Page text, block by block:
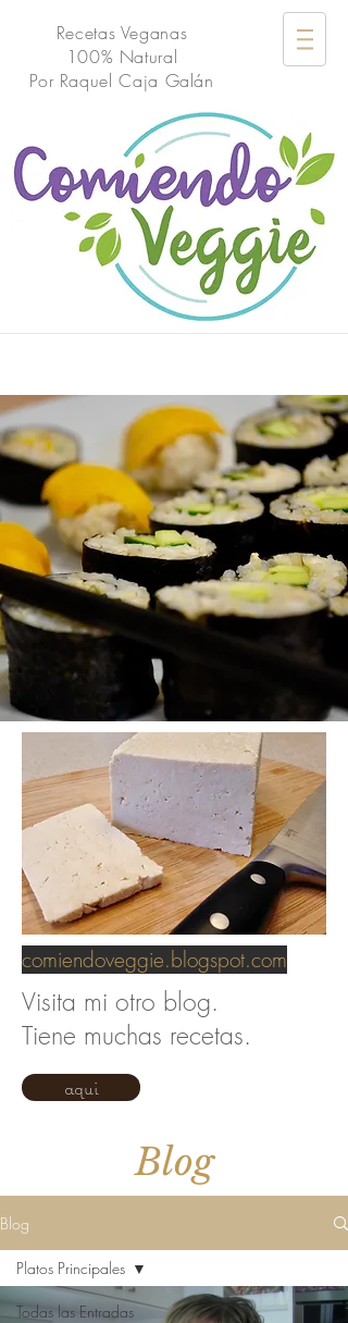
Recetas Veganas
100% Natural
Por Raquel Caja Galán
comiendoveggie.blogspot.com
Visita mi otro blog.
Tiene muchas recetas.
aqui
Blog
Blog
Todas las Entradas
Platos Principales